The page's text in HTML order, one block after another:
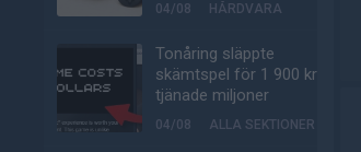
04/08 HÅRDVARA
Tonåring släppte
skämtspel för 1 900 kr –
tjänade miljoner
04/08 ALLA SEKTIONER